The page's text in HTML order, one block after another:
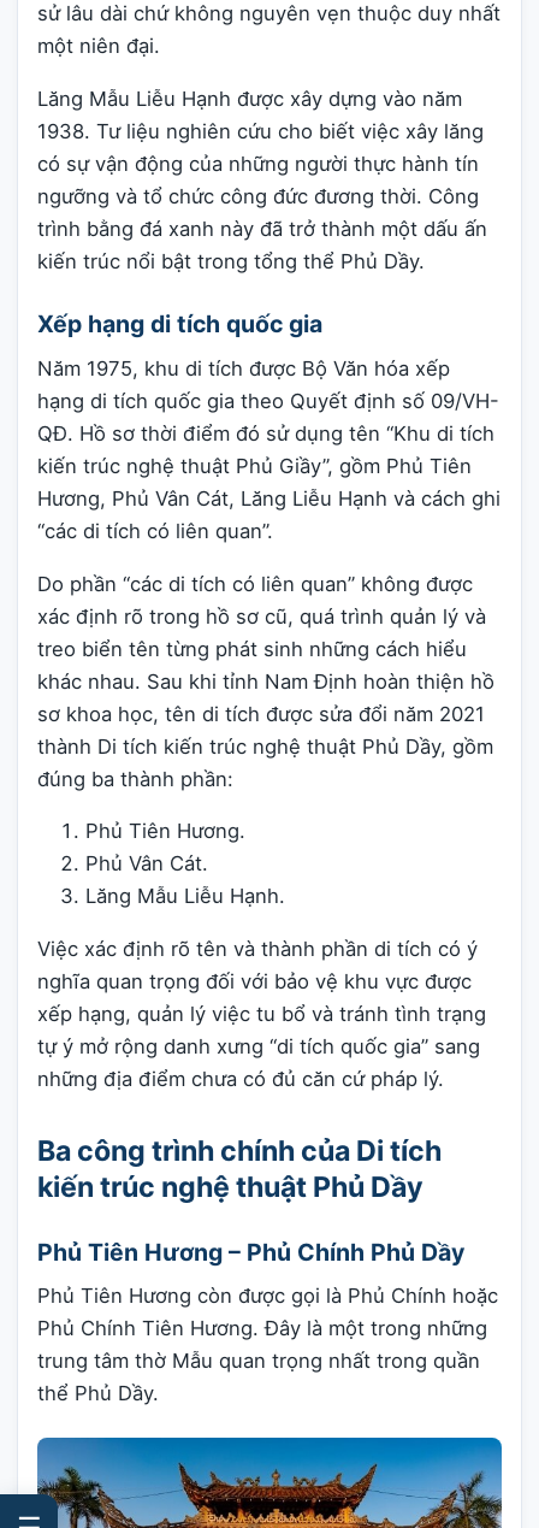
sử lâu dài chứ không nguyên vẹn thuộc duy nhất
một niên đại.
Lăng Mẫu Liễu Hạnh được xây dựng vào năm
1938. Tư liệu nghiên cứu cho biết việc xây lăng
có sự vận động của những người thực hành tín
ngưỡng và tổ chức công đức đương thời. Công
trình bằng đá xanh này đã trở thành một dấu ấn
kiến trúc nổi bật trong tổng thể Phủ Dầy.
Xếp hạng di tích quốc gia
Năm 1975, khu di tích được Bộ Văn hóa xếp
hạng di tích quốc gia theo Quyết định số 09/VH-
QĐ. Hồ sơ thời điểm đó sử dụng tên “Khu di tích
kiến trúc nghệ thuật Phủ Giầy”, gồm Phủ Tiên
Hương, Phủ Vân Cát, Lăng Liễu Hạnh và cách ghi
“các di tích có liên quan”.
Do phần “các di tích có liên quan” không được
xác định rõ trong hồ sơ cũ, quá trình quản lý và
treo biển tên từng phát sinh những cách hiểu
khác nhau. Sau khi tỉnh Nam Định hoàn thiện hồ
sơ khoa học, tên di tích được sửa đổi năm 2021
thành Di tích kiến trúc nghệ thuật Phủ Dầy, gồm
đúng ba thành phần:
Phủ Tiên Hương.
Phủ Vân Cát.
Lăng Mẫu Liễu Hạnh.
Việc xác định rõ tên và thành phần di tích có ý
nghĩa quan trọng đối với bảo vệ khu vực được
xếp hạng, quản lý việc tu bổ và tránh tình trạng
tự ý mở rộng danh xưng “di tích quốc gia” sang
những địa điểm chưa có đủ căn cứ pháp lý.
Ba công trình chính của Di tích
kiến trúc nghệ thuật Phủ Dầy
Phủ Tiên Hương – Phủ Chính Phủ Dầy
Phủ Tiên Hương còn được gọi là Phủ Chính hoặc
Phủ Chính Tiên Hương. Đây là một trong những
trung tâm thờ Mẫu quan trọng nhất trong quần
thể Phủ Dầy.